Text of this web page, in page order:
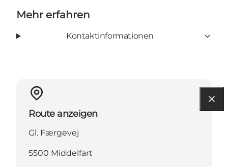
Mehr erfahren
Kontaktinformationen
Route anzeigen
Gl. Færgevej
5500 Middelfart